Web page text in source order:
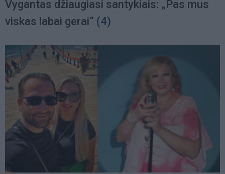
Vygantas džiaugiasi santykiais: „Pas mus
viskas labai gerai“ (4)